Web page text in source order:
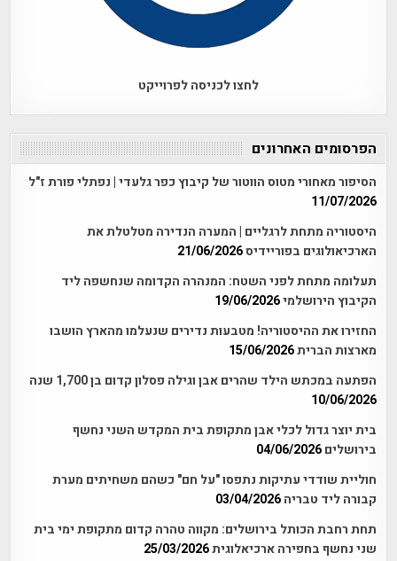
לחצו לכניסה לפרוייקט
הפרסומים האחרונים
הסיפור מאחורי מטוס הווטור של קיבוץ כפר גלעדי | נפתלי פורת ז"ל
11/07/2026
היסטוריה מתחת לרגליים | המערה הנדירה מטלטלת את
הארכיאולוגים בפוריידיס21/06/2026
תעלומה מתחת לפני השטח: המנהרה הקדומה שנחשפה ליד
הקיבוץ הירושלמי19/06/2026
החזירו את ההיסטוריה! מטבעות נדירים שנעלמו מהארץ הושבו
מארצות הברית15/06/2026
הפתעה במכתש הילד שהרים אבן וגילה פסלון קדום בן 1,700 שנה
10/06/2026
בית יוצר גדול לכלי אבן מתקופת בית המקדש השני נחשף
בירושלים 04/06/2026
חוליית שודדי עתיקות נתפסו "על חם" כשהם משחיתים מערת
קבורה ליד טבריה 03/04/2026
תחת רחבת הכותל בירושלים: מקווה טהרה קדום מתקופת ימי בית
שני נחשף בחפירה ארכיאלוגית25/03/2026